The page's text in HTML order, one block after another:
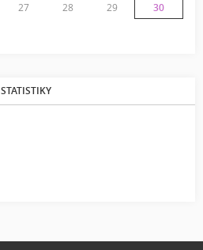
27 28 29
30
STATISTIKY